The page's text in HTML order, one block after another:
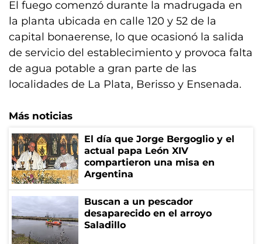
El fuego comenzó durante la madrugada en
la planta ubicada en calle 120 y 52 de la
capital bonaerense, lo que ocasionó la salida
de servicio del establecimiento y provoca falta
de agua potable a gran parte de las
localidades de La Plata, Berisso y Ensenada.
Más noticias
El día que Jorge Bergoglio y el
actual papa León XIV
compartieron una misa en
Argentina
Buscan a un pescador
desaparecido en el arroyo
Saladillo